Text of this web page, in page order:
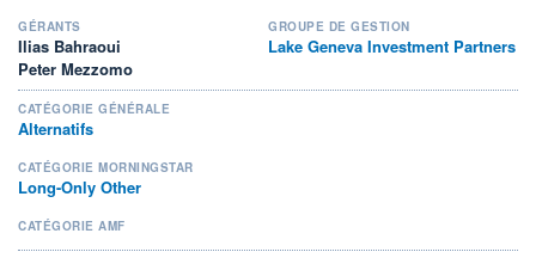
GÉRANTS
Ilias Bahraoui
Peter Mezzomo
GROUPE DE GESTION
Lake Geneva Investment Partners
CATÉGORIE GÉNÉRALE
Alternatifs
CATÉGORIE MORNINGSTAR
Long-Only Other
CATÉGORIE AMF